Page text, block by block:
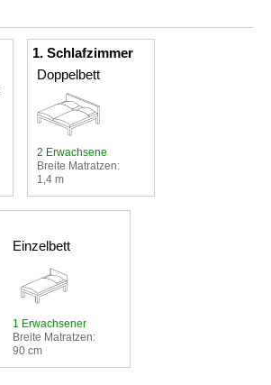
1. Schlafzimmer
Doppelbett
2 Erwachsene
Breite Matratzen:
1,4 m
Einzelbett
1 Erwachsener
Breite Matratzen:
90 cm